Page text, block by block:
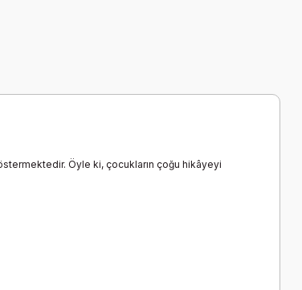
Öyle ki, çocukların çoğu hikâyeyi